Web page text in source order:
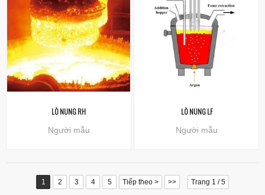
LÒ NUNG RH
Người mẫu
LÒ NUNG LF
Người mẫu
1 2 3 4 5 Tiếp theo > >> Trang 1 / 5